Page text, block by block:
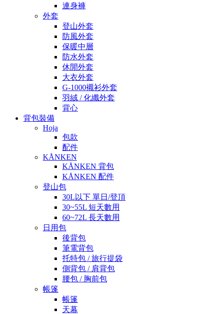
連身褲
外套
登山外套
防風外套
保暖中層
防水外套
休閒外套
大衣外套
G-1000襯衫外套
羽絨 / 化纖外套
背心
背包裝備
Hoja
包款
配件
KÅNKEN
KÅNKEN 背包
KÅNKEN 配件
登山包
30L以下 單日/登頂
30~55L 短天數用
60~72L 長天數用
日用包
後背包
筆電背包
托特包 / 旅行提袋
側背包 / 肩背包
腰包 / 胸前包
帳篷
帳篷
天幕